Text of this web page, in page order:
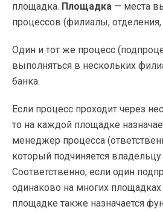
площадка. Площадка — места
процессов (филиалы, отделения,
Один и тот же процесс
выполняться в нескольких
банка.
Если процесс проходит через
то на каждой площадке
менеджер процесса
который подчиняется владельцу
Соответственно, если один
одинаково на многих
площадке также назначается